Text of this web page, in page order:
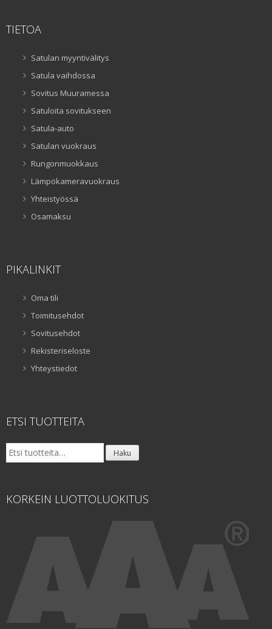
TIETOA
Satulan myyntivälitys
Satula vaihdossa
Sovitus Muuramessa
Satuloita sovitukseen
Satula-auto
Satulan vuokraus
Rungonmuokkaus
Lämpökameravuokraus
Yhteistyössä
Osamaksu
PIKALINKIT
Oma tili
Toimitusehdot
Sovitusehdot
Rekisteriseloste
Yhteystiedot
ETSI TUOTTEITA
Etsi: Haku
KORKEIN LUOTTOLUOKITUS